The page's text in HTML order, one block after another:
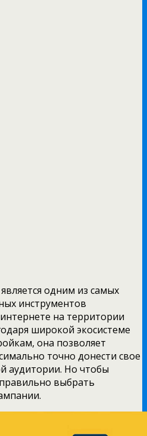
одним из самых
инструментов
на территории
широкой экосистеме
она позволяет
точно донести свое
аудитории. Но чтобы
выбрать